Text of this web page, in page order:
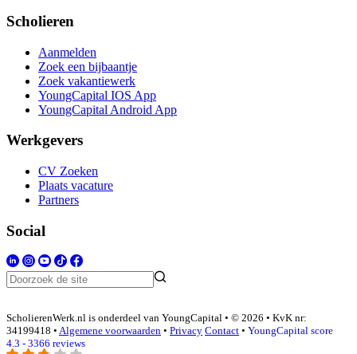
Scholieren
Aanmelden
Zoek een bijbaantje
Zoek vakantiewerk
YoungCapital IOS App
YoungCapital Android App
Werkgevers
CV Zoeken
Plaats vacature
Partners
Social
ScholierenWerk.nl is onderdeel van YoungCapital • © 2026 • KvK nr:
34199418 • Algemene voorwaarden • Privacy Contact • YoungCapital score
4.3 - 3366 reviews